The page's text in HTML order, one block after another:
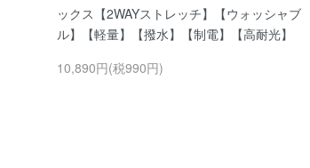
ックス【2WAYストレッチ】【ウォッシャブ
ル】【軽量】【撥水】【制電】【高耐光】
10,890円(税990円)